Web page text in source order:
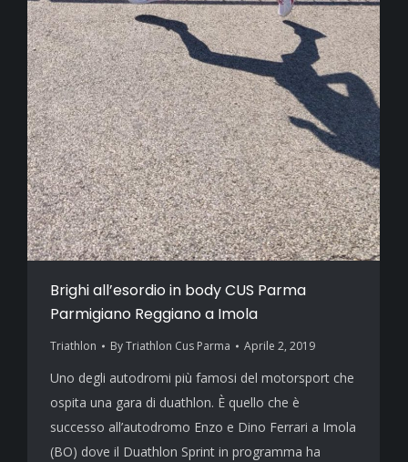
Brighi all’esordio in body CUS Parma
Parmigiano Reggiano a Imola
Triathlon ByTriathlon Cus Parma Aprile 2, 2019
Uno degli autodromi più famosi del motorsport che
ospita una gara di duathlon. È quello che è
successo all’autodromo Enzo e Dino Ferrari a Imola
(BO) dove il Duathlon Sprint in programma ha